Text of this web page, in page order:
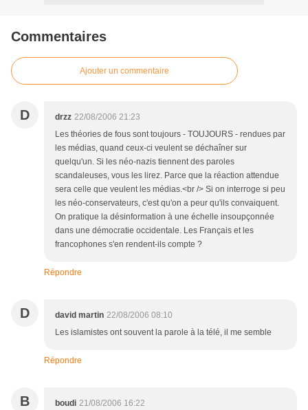
Commentaires
Ajouter un commentaire
D drzz 22/08/2006 21:23
Les théories de fous sont toujours - TOUJOURS - rendues par
les médias, quand ceux-ci veulent se déchaîner sur
quelqu'un. Si les néo-nazis tiennent des paroles
scandaleuses, vous les lirez. Parce que la réaction attendue
sera celle que veulent les médias.<br /> Si on interroge si peu
les néo-conservateurs, c'est qu'on a peur qu'ils convaiquent.
On pratique la désinformation à une échelle insoupçonnée
dans une démocratie occidentale. Les Français et les
francophones s'en rendent-ils compte ?
Répondre
D david martin 22/08/2006 08:10
Les islamistes ont souvent la parole à la télé, il me semble
Répondre
B boudi 21/08/2006 16:22